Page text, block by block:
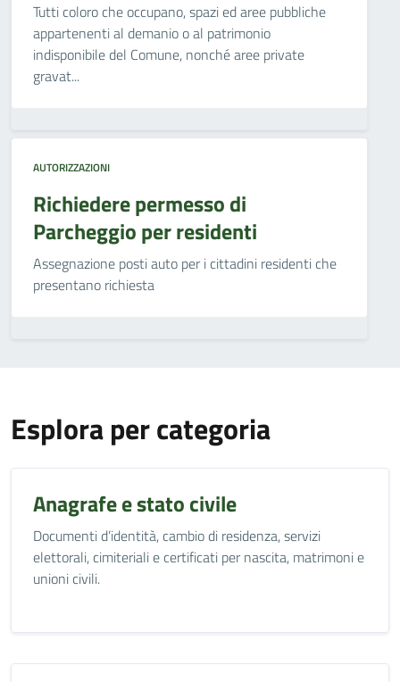
Tutti coloro che occupano, spazi ed aree pubbliche
appartenenti al demanio o al patrimonio
indisponibile del Comune, nonché aree private
gravat...
AUTORIZZAZIONI
Richiedere permesso di
Parcheggio per residenti
Assegnazione posti auto per i cittadini residenti che
presentano richiesta
Esplora per categoria
Anagrafe e stato civile
Documenti d’identità, cambio di residenza, servizi
elettorali, cimiteriali e certificati per nascita, matrimoni e
unioni civili.